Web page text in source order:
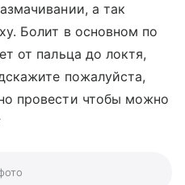
а так
Болит в основном по
от пальца до локтя,
пожалуйста,
провести чтобы можно